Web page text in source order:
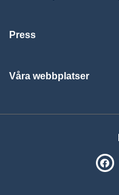
Press
Våra webbplatser